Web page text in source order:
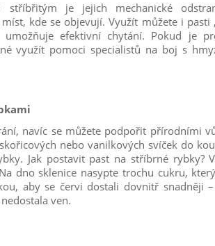
stříbřitým je jejich mechanické
kde se objevují. Využít můžete i pasti
efektivní chytání. Pokud je
využít pomoci specialistů na boj s
navíc se můžete podpořit přírodními
nebo vanilkových svíček do
Jak postavit past na stříbrné rybky?
dno sklenice nasypte trochu cukru,
aby se červi dostali dovnitř snadněji
ven.